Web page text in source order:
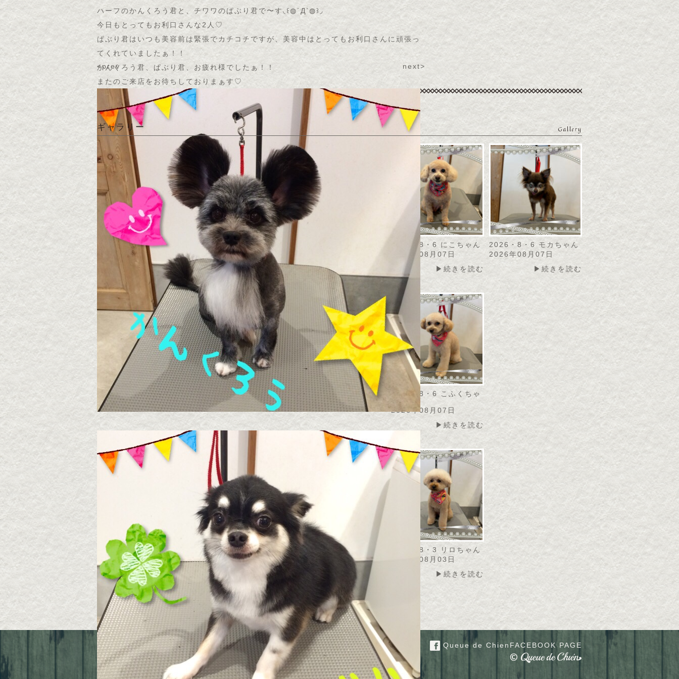
ハーフのかんくろう君と、チワワのぱぶり君で〜す◟꒰◍´Д‵◍꒱◞
今日もとってもお利口さんな2人♡
ぱぶり君はいつも美容前は緊張でカチコチですが、美容中はとってもお利口さんに頑張っ
てくれていましたぁ！！
かんくろう君、ぱぶり君、お疲れ様でしたぁ！！
またのご来店をお待ちしておりまぁす♡
<prev next>
ギャラリー Gallery
2026・8・7 うずらちゃ
2026年08月07日
▶続きを読む
2026・8・7 アメリちゃ
2026年08月07日
▶続きを読む
2026・8・6 モナカちゃ
ん
2026年08月07日
▶続きを読む
2026・8・6 にこちゃん
2026年08月07日
▶続きを読む
2026・8・6 モカちゃん
2026年08月07日
▶続きを読む
2026・8・6 こふくちゃ
2026年08月07日
▶続きを読む
2026・8・4 モコちゃん
2026年08月05日
▶続きを読む
2026・8・4 カノアちゃ
ん
2026年08月04日
▶続きを読む
2026・8・4 トト君
2026年08月04日
▶続きを読む
2026・8・3 リロちゃん
2026年08月03日
▶続きを読む
Queue de Chien
〒631-0061 奈良市三碓1-6-19
TEL ; 080-4015-1050
定休日 ; 水曜日/第2、第4日曜/祝日
Queue de Chien FACEBOOK PAGE